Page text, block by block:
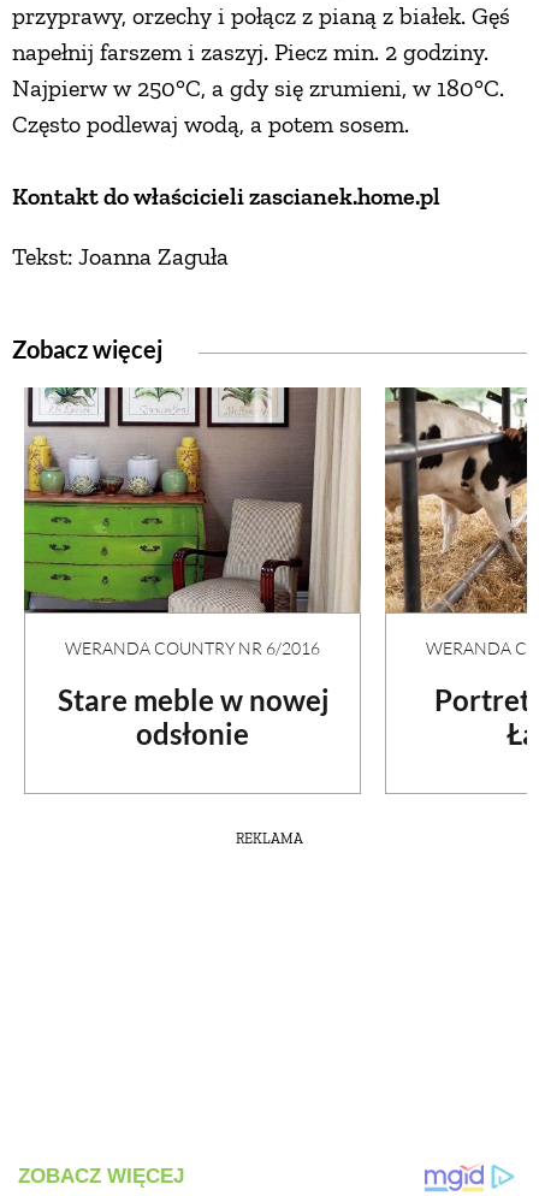
przyprawy, orzechy i połącz z pianą z białek. Gęś
napełnij farszem i zaszyj. Piecz min. 2 godziny.
Najpierw w 250°C, a gdy się zrumieni, w 180°C.
Często podlewaj wodą, a potem sosem.
Kontakt do właścicieli zascianek.home.pl
Tekst: Joanna Zaguła
Zobacz więcej
WERANDA COUNTRY NR 6/2016
Stare meble w nowej
odsłonie
WERANDA
Portret
REKLAMA